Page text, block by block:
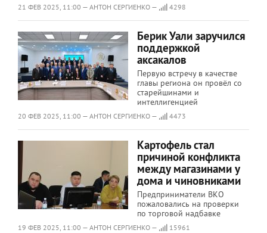
21 ФЕВ 2025, 11:00 — АНТОН СЕРГИЕНКО — 4298
Берик Уали заручился
поддержкой
аксакалов
Первую встречу в качестве
главы региона он провёл со
старейшинами и
интеллигенцией
20 ФЕВ 2025, 11:00 — АНТОН СЕРГИЕНКО — 4473
Картофель стал
причиной конфликта
между магазинами у
дома и чиновниками
Предприниматели ВКО
пожаловались на проверки
по торговой надбавке
19 ФЕВ 2025, 11:00 — АНТОН СЕРГИЕНКО — 15961